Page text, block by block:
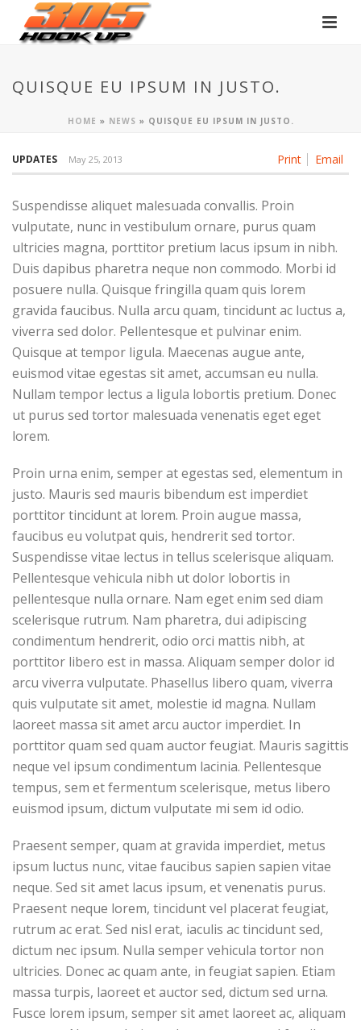
QUISQUE EU IPSUM IN JUSTO.
HOME » NEWS » QUISQUE EU IPSUM IN JUSTO.
Print Email
UPDATES May 25, 2013
Suspendisse aliquet malesuada convallis. Proin
vulputate, nunc in vestibulum ornare, purus quam
ultricies magna, porttitor pretium lacus ipsum in nibh.
Duis dapibus pharetra neque non commodo. Morbi id
posuere nulla. Quisque fringilla quam quis lorem
gravida faucibus. Nulla arcu quam, tincidunt ac luctus a,
viverra sed dolor. Pellentesque et pulvinar enim.
Quisque at tempor ligula. Maecenas augue ante,
euismod vitae egestas sit amet, accumsan eu nulla.
Nullam tempor lectus a ligula lobortis pretium. Donec
ut purus sed tortor malesuada venenatis eget eget
lorem.
Proin urna enim, semper at egestas sed, elementum in
justo. Mauris sed mauris bibendum est imperdiet
porttitor tincidunt at lorem. Proin augue massa,
faucibus eu volutpat quis, hendrerit sed tortor.
Suspendisse vitae lectus in tellus scelerisque aliquam.
Pellentesque vehicula nibh ut dolor lobortis in
pellentesque nulla ornare. Nam eget enim sed diam
scelerisque rutrum. Nam pharetra, dui adipiscing
condimentum hendrerit, odio orci mattis nibh, at
porttitor libero est in massa. Aliquam semper dolor id
arcu viverra vulputate. Phasellus libero quam, viverra
quis vulputate sit amet, molestie id magna. Nullam
laoreet massa sit amet arcu auctor imperdiet. In
porttitor quam sed quam auctor feugiat. Mauris sagittis
neque vel ipsum condimentum lacinia. Pellentesque
tempus, sem et fermentum scelerisque, metus libero
euismod ipsum, dictum vulputate mi sem id odio.
Praesent semper, quam at gravida imperdiet, metus
ipsum luctus nunc, vitae faucibus sapien sapien vitae
neque. Sed sit amet lacus ipsum, et venenatis purus.
Praesent neque lorem, tincidunt vel placerat feugiat,
rutrum ac erat. Sed nisl erat, iaculis ac tincidunt sed,
dictum nec ipsum. Nulla semper vehicula tortor non
ultricies. Donec ac quam ante, in feugiat sapien. Etiam
massa turpis, laoreet et auctor sed, dictum sed urna.
Fusce lorem ipsum, semper sit amet laoreet ac, aliquam